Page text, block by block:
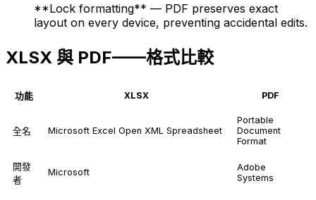
**Lock formatting** — PDF preserves exact
layout on every device, preventing accidental edits.
XLSX 與 PDF——格式比較
功能 XLSX PDF
全名 Microsoft Excel Open XML Spreadsheet
Portable
Document
Format
開發
者
Microsoft
Adobe
Systems